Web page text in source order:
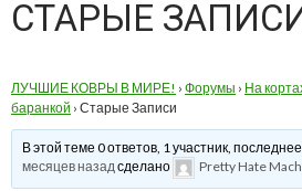
СТАРЫЕ
ЛУЧШИЕ КОВРЫ В МИРЕ! › Форумы › На
баранкой › Старые Записи
В этой теме 0 ответов, 1 участник,
месяцев назадсделано Pretty Hate